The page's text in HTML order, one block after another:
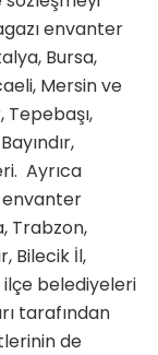
envanter
Bursa,
Mersin ve
Tepebaşı,
Ayrıca
envanter
Trabzon,
Bilecik İl,
belediyeleri
tarafından
de